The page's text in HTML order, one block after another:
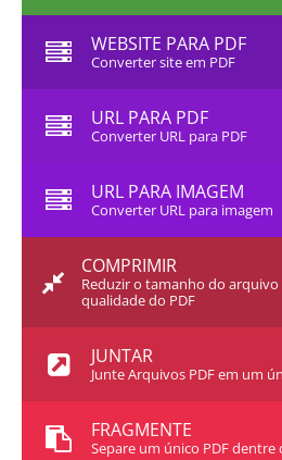
WEBSITE PARA PDF
Converter site em PDF
URL PARA PDF
Converter URL para PDF
URL PARA IMAGEM
Converter URL para imagem
COMPRIMIR
Reduzir o tamanho do
qualidade do PDF
JUNTAR
Junte Arquivos PDF em um
FRAGMENTE
Separe um único PDF dentre